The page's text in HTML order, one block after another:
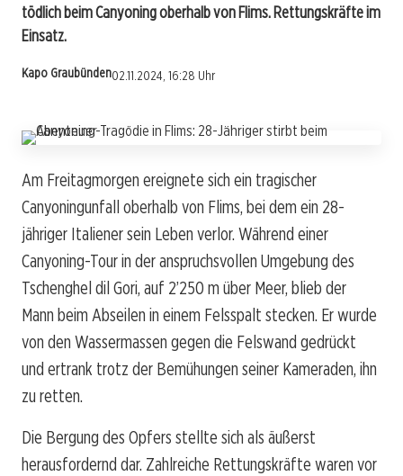
tödlich beim Canyoning oberhalb von Flims. Rettungskräfte im
Einsatz.
Kapo Graubünden02.11.2024, 16:28 Uhr
Am Freitagmorgen ereignete sich ein tragischer
Canyoningunfall oberhalb von Flims, bei dem ein 28-
jähriger Italiener sein Leben verlor. Während einer
Canyoning-Tour in der anspruchsvollen Umgebung des
Tschenghel dil Gori, auf 2’250 m über Meer, blieb der
Mann beim Abseilen in einem Felsspalt stecken. Er wurde
von den Wassermassen gegen die Felswand gedrückt
und ertrank trotz der Bemühungen seiner Kameraden, ihn
zu retten.
Die Bergung des Opfers stellte sich als äußerst
herausfordernd dar. Zahlreiche Rettungskräfte waren vor